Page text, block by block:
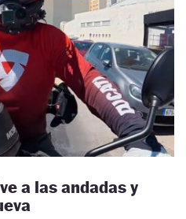
a las andadas y